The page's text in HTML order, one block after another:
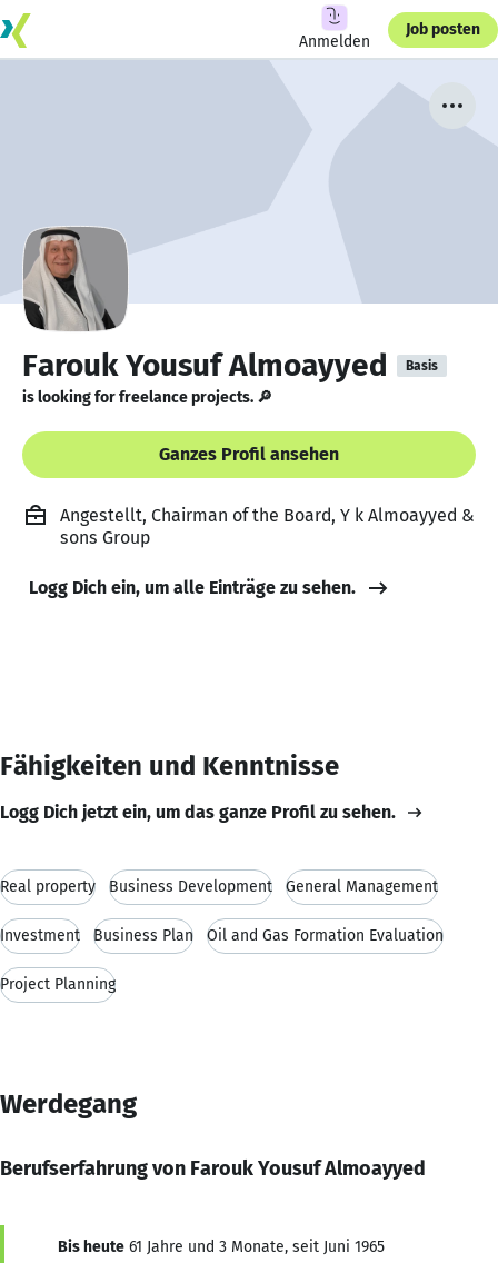
Anmelden
Job posten
Farouk Yousuf Almoayyed Basis
is looking for freelance projects. 🔎
Ganzes Profil ansehen
Angestellt, Chairman of the Board, Y k Almoayyed &
sons Group
Logg Dich ein, um alle Einträge zu sehen.
Fähigkeiten und Kenntnisse
Logg Dich jetzt ein, um das ganze Profil zu sehen.
Real property Business Development General Management
Investment Business Plan Oil and Gas Formation Evaluation
Project Planning
Werdegang
Berufserfahrung von Farouk Yousuf Almoayyed
Bis heute 61 Jahre und 3 Monate, seit Juni 1965